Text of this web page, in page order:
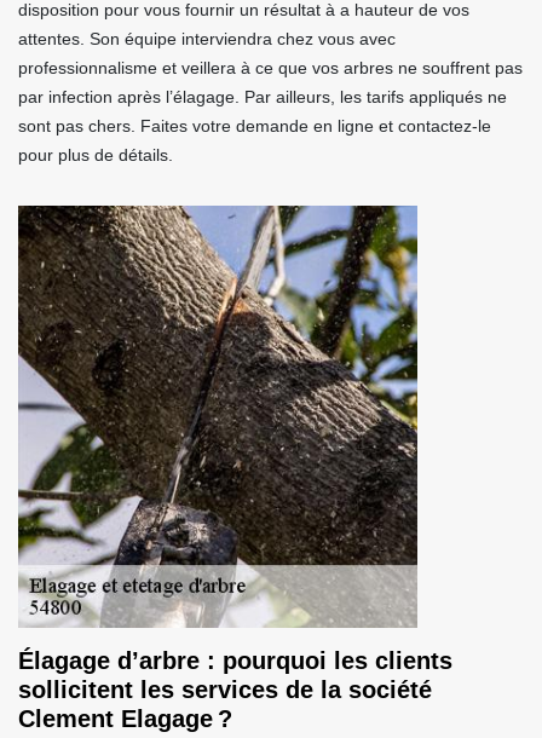
disposition pour vous fournir un résultat à a hauteur de vos
attentes. Son équipe interviendra chez vous avec
professionnalisme et veillera à ce que vos arbres ne souffrent pas
par infection après l’élagage. Par ailleurs, les tarifs appliqués ne
sont pas chers. Faites votre demande en ligne et contactez-le
pour plus de détails.
Élagage d’arbre : pourquoi les clients
sollicitent les services de la société
Clement Elagage ?